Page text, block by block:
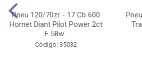
Pneu 120/70zr - 17 Cb 600
Hornet Diant Pilot Power 2ct
F 58w...
Código: 35032